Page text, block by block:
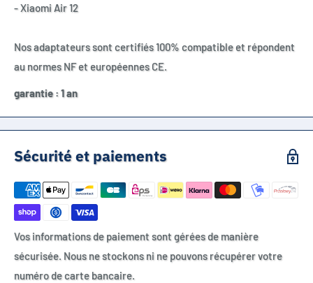
- Xiaomi Air 12
Nos adaptateurs sont certifiés 100% compatible et répondent
au normes NF et européennes CE.
garantie : 1 an
Sécurité et paiements
Vos informations de paiement sont gérées de manière
sécurisée. Nous ne stockons ni ne pouvons récupérer votre
numéro de carte bancaire.